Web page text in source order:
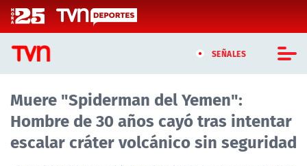
Click acá para ir directamente al contenido
SEÑALES
CASTING MASTERCHEF CHILE
CASTING TVN VERTICAL
Muere "Spiderman del Yemen":
Hombre de 30 años cayó tras intentar
escalar cráter volcánico sin seguridad